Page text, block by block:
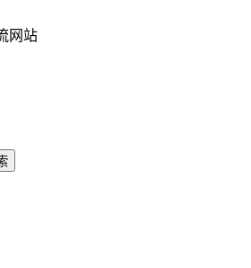
配会产生哪些额
网站